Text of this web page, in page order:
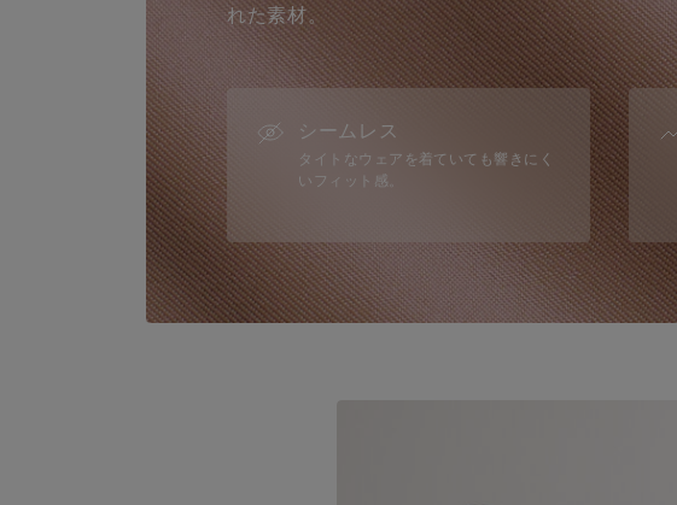
れた素材。
シームレス
タイトなウェアを着ていても響きにく
いフィット感。